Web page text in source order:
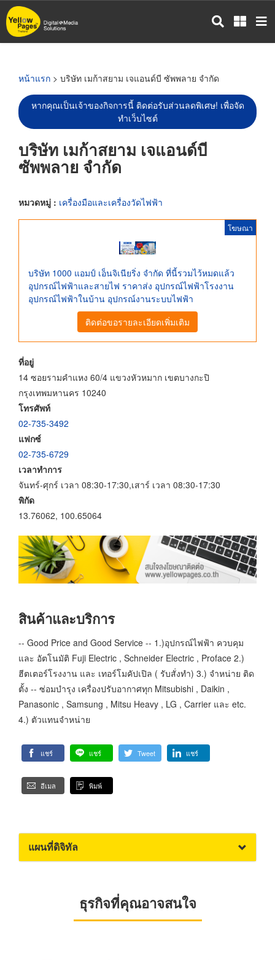
ข้าม
ไป
หน้าแรก > บริษัท เมก้าสยาม เจแอนด์บี ซัพพลาย จำกัด
หากคุณเป็นเจ้าของกิจการนี้ ติดต่อรับส่วนลดพิเศษ! เพื่อจัด
ทำเว็บไซต์
บริษัท เมก้าสยาม เจแอนด์บี
ซัพพลาย จำกัด
หมวดหมู่ : เครื่องมือและเครื่องวัดไฟฟ้า
โฆษณา
บริษัท 1000 แอมป์ เอ็นจิเนียริ่ง จำกัด ที่นี้รวมไว้หมดแล้ว
อุปกรณ์ไฟฟ้าและสายไฟ ราคาส่ง อุปกรณ์ไฟฟ้าโรงงาน
อุปกรณ์ไฟฟ้าในบ้าน อุปกรณ์งานระบบไฟฟ้า
ติดต่อขอรายละเอียดเพิ่มเติม
ที่อยู่
14 ซอยรามคำแหง 60/4 แขวงหัวหมาก เขตบางกะปิ
กรุงเทพมหานคร 10240
โทรศัพท์
02-735-3492
แฟกซ์
02-735-6729
เวลาทำการ
จันทร์-ศุกร์ เวลา 08:30-17:30,เสาร์ เวลา 08:30-17:30
พิกัด
13.76062, 100.65064
สินค้าและบริการ
-- Good Price and Good Service -- 1.)อุปกรณ์ไฟฟ้า ควบคุม
และ อัตโนมัติ Fuji Electric , Schneider Electric , Proface 2.)
ฮีตเตอร์โรงงาน และ เทอร์โมคัปเปิล ( รับสั่งทำ) 3.) จำหน่าย ติด
ตั้ง -- ซ่อมบำรุง เครื่องปรับอากาศทุก Mitsubishi , Daikin ,
Panasonic , Samsung , Mitsu Heavy , LG , Carrier และ etc.
4.) ตัวแทนจำหน่าย
แชร์ แชร์ Tweet แชร์
อีเมล พิมพ์
แผนที่ดิจิทัล
ธุรกิจที่คุณอาจสนใจ